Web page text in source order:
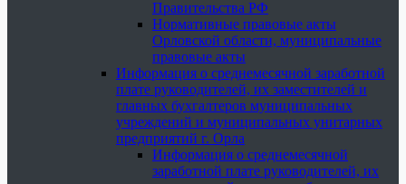
Правительства РФ
Нормативные правовые акты
Орловской области, муниципальные
правовые акты
Информация о среднемесячной заработной
плате руководителей, их заместителей и
главных бухгалтеров муниципальных
учреждений и муниципальных унитарных
предприятий г. Орла
Информация о среднемесячной
заработной плате руководителей, их